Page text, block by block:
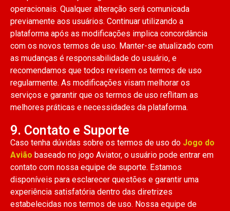
operacionais. Qualquer alteração será comunicada
previamente aos usuários. Continuar utilizando a
plataforma após as modificações implica concordância
com os novos termos de uso. Manter-se atualizado com
as mudanças é responsabilidade do usuário, e
recomendamos que todos revisem os termos de uso
regularmente. As modificações visam melhorar os
serviços e garantir que os termos de uso reflitam as
melhores práticas e necessidades da plataforma.
9. Contato e Suporte
Caso tenha dúvidas sobre os termos de uso do Jogo do
Avião baseado no jogo Aviator, o usuário pode entrar em
contato com nossa equipe de suporte. Estamos
disponíveis para esclarecer questões e garantir uma
experiência satisfatória dentro das diretrizes
estabelecidas nos termos de uso. Nossa equipe de